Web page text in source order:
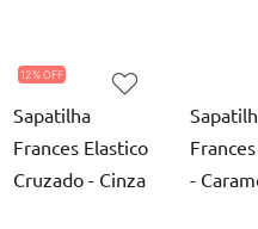
12%
Sapatilha
Frances Elastico
Cruzado - Cinza
-